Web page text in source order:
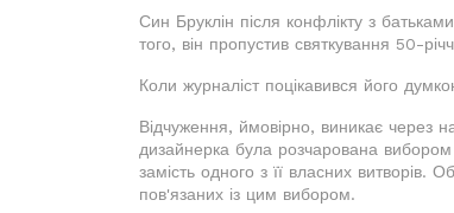
Син Бруклін після конфлікту з
того, він пропустив святкування 50-
Коли журналіст поцікавився його
Відчуження, ймовірно, виникає через
дизайнерка була розчарована
замість одного з її власних витворів.
пов'язаних із цим вибором.